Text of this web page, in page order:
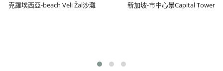
克羅埃西亞-beach Veli Žal沙灘 新加坡-市中心景Capital Tower